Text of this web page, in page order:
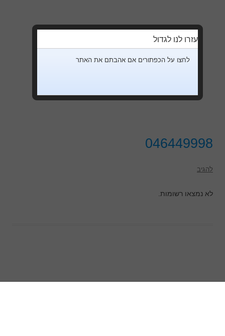
046449998
להגיב
לא נמצאו רשומות.
עזרו לנו לגדול
לחצו על הכפתורים אם אהבתם את האתר